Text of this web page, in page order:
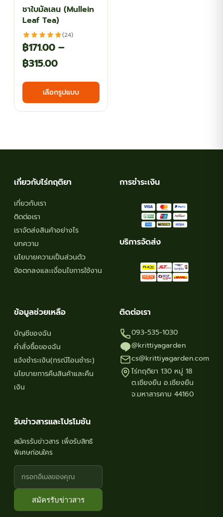
ชาใบมัลเลน (Mullein
Leaf Tea)
(24)
฿171.00 –
฿315.00Price
range:
฿171.00
through
เลือกรูปแบบ
This
has
The
product
เกี่ยวกับไร่กฤติยา
เกี่ยวกับเรา
ติดต่อเรา
เราจัดส่งสินค้าอย่างไร
บทความ
นโยบายความเป็นส่วนตัว
ข้อตกลงและเงื่อนไขการใช้งาน
การชำระเงิน
บริการจัดส่ง
ข้อมูลช่วยเหลือ
บัญชีของฉัน
คำสั่งซื้อของฉัน
แจ้งชำระเงิน(กรณีโอนชำระ)
นโยบายการคืนสินค้าและคืน
เงิน
ติดต่อเรา
093-535-1030
@krittiyagarden
cs@krittiyagarden.com
ไร่กฤติยา 130 หมู่ 18
ต.เชียงยืน อ.เชียงยืน
จ.มหาสารคาม 44160
รับข่าวสารและโปรโมชัน
สมัครรับข่าวสาร เพื่อรับสิทธิ
พิเศษก่อนใคร
สมัครรับข่าวสาร